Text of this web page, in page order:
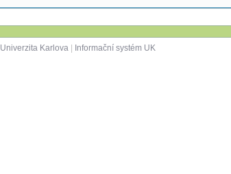
Univerzita Karlova| Informační systém UK